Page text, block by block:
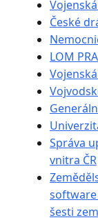
České
LOM
Správa
vnitra ČR
šesti